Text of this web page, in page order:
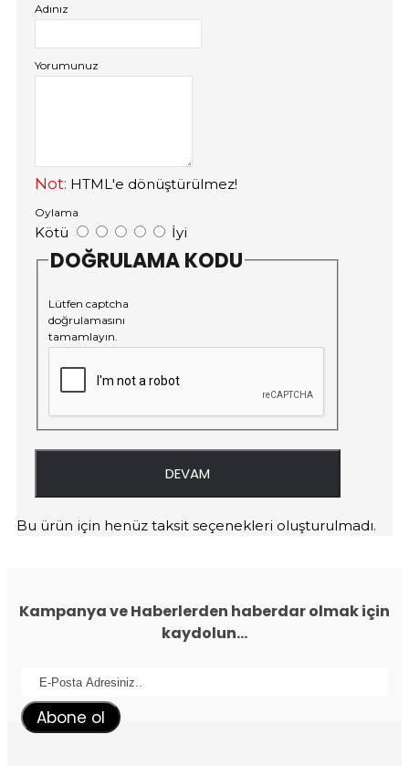
Adınız
Yorumunuz
Not: HTML'e dönüştürülmez!
Oylama
Kötü İyi
DOĞRULAMA KODU
Lütfen captcha
doğrulamasını
tamamlayın.
DEVAM
Bu ürün için henüz taksit seçenekleri oluşturulmadı.
Kampanya ve Haberlerden haberdar olmak için
kaydolun...
Abone ol